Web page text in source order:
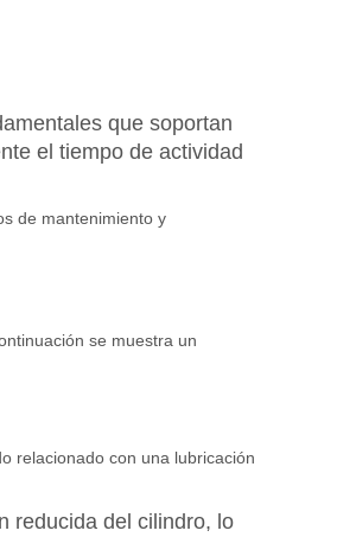
que soportan
el tiempo de actividad
de mantenimiento y
se muestra un
relacionado con una lubricación
reducida del cilindro, lo